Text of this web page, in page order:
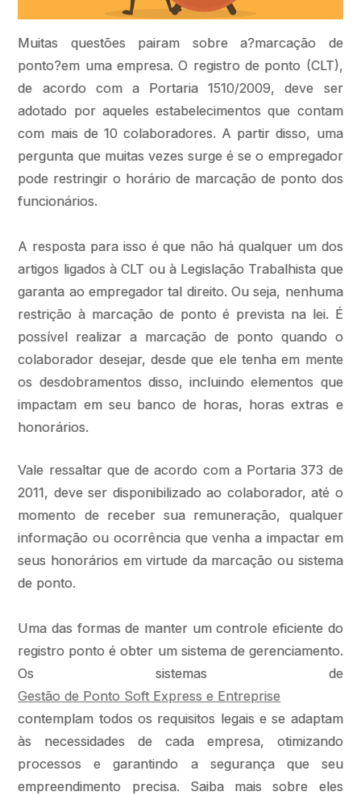
Muitas questões pairam sobre a?marcação de
ponto?em uma empresa. O registro de ponto (CLT),
de acordo com a Portaria 1510/2009, deve ser
adotado por aqueles estabelecimentos que contam
com mais de 10 colaboradores. A partir disso, uma
pergunta que muitas vezes surge é se o empregador
pode restringir o horário de marcação de ponto dos
funcionários.
A resposta para isso é que não há qualquer um dos
artigos ligados à CLT ou à Legislação Trabalhista que
garanta ao empregador tal direito. Ou seja, nenhuma
restrição à marcação de ponto é prevista na lei. É
possível realizar a marcação de ponto quando o
colaborador desejar, desde que ele tenha em mente
os desdobramentos disso, incluindo elementos que
impactam em seu banco de horas, horas extras e
honorários.
Vale ressaltar que de acordo com a Portaria 373 de
2011, deve ser disponibilizado ao colaborador, até o
momento de receber sua remuneração, qualquer
informação ou ocorrência que venha a impactar em
seus honorários em virtude da marcação ou sistema
de ponto.
Uma das formas de manter um controle eficiente do
registro ponto é obter um sistema de gerenciamento.
Os sistemas de
Gestão de Ponto Soft Express e Entreprise
contemplam todos os requisitos legais e se adaptam
às necessidades de cada empresa, otimizando
processos e garantindo a segurança que seu
empreendimento precisa. Saiba mais sobre eles